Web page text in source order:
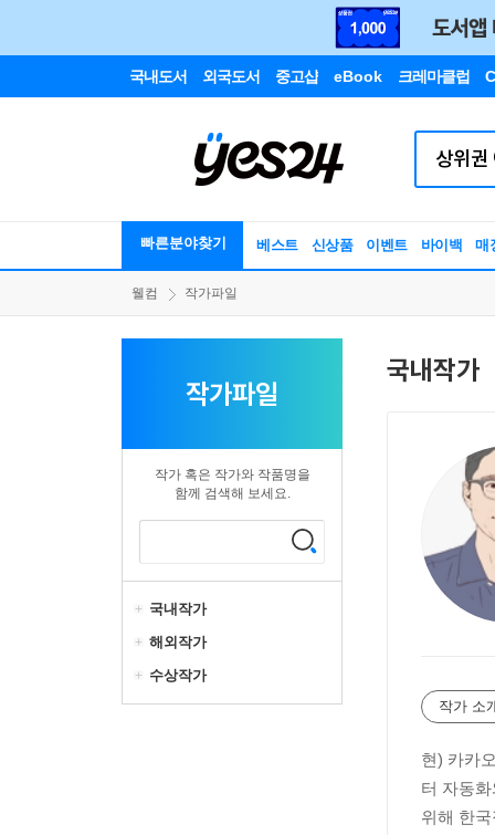
국내도서 외국도서 중고샵 eBook 크레마클럽
빠른분야찾기 베스트 신상품 이벤트 바이백 매
웰컴 작가파일
작가파일
작가 혹은 작가와 작품명을
함께 검색해 보세요.
국내작가
해외작가
수상작가
국내작가
작가 소
현) 카카
터 자동
위해 한